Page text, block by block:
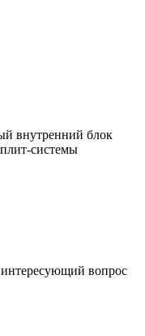
внутренний блок
системы
вопрос